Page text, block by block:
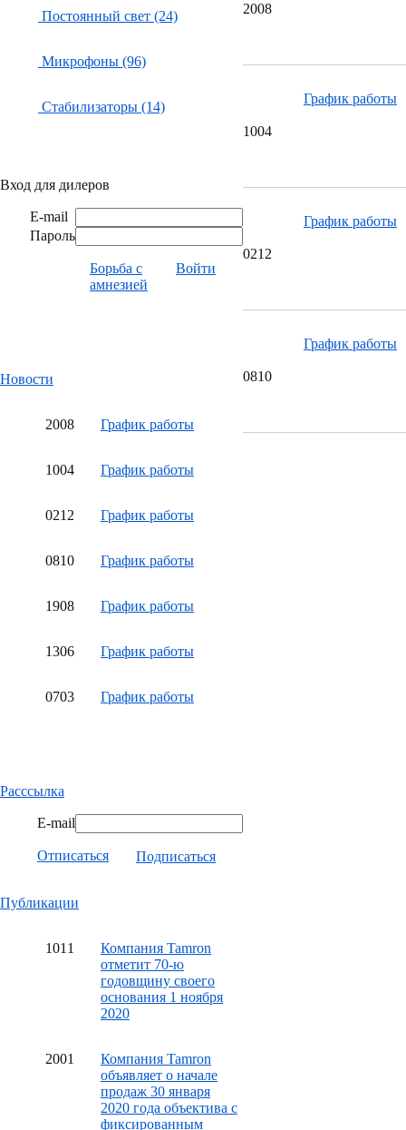
Постоянный свет (24)
Микрофоны (96)
Стабилизаторы (14)
Вход для дилеров
E-mail
Пароль
Борьба с
амнезией
Войти
Новости
2008 График работы
1004 График работы
0212 График работы
0810 График работы
1908 График работы
1306 График работы
0703 График работы
Расссылка
E-mail
Отписаться Подписаться
Публикации
1011
Компания Tamron
отметит 70-ю
годовщину своего
основания 1 ноября
2020
2001
Компания Tamron
объявляет о начале
продаж 30 января
2020 года объектива с
фиксированным
2008
1004
График работы
0212
График работы
0810
График работы